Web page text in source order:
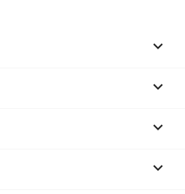



keyboard_arrow_down